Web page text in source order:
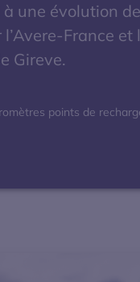
une évolution
France
Gireve.
points de